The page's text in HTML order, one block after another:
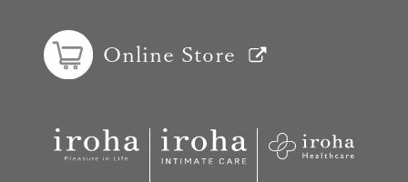
Online Store